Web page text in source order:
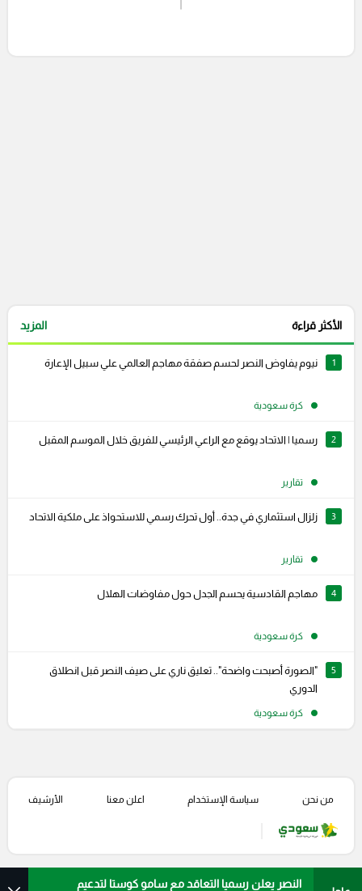
الأكثر قراءة المزيد
1 نيوم يفاوض النصر لحسم صفقة مهاجم العالمي علي سبيل الإعارة
كرة سعودية
2 رسميا | الاتحاد يوقع مع الراعي الرئيسي للفريق خلال الموسم المقبل
تقارير
3 زلزال استثماري في جدة.. أول تحرك رسمي للاستحواذ على ملكية الاتحاد
تقارير
4 مهاجم القادسية يحسم الجدل حول مفاوضات الهلال
كرة سعودية
5
"الصورة أصبحت واضحة".. تعليق ناري على صيف النصر قبل انطلاق
الدوري
كرة سعودية
النصر يعلن رسميا التعاقد مع سامو كوستا لتدعيم
من نحن سياسة الإستخدام اعلن معنا الأرشيف